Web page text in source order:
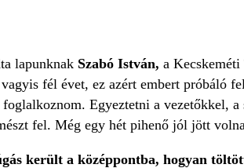
lapunknak Szabó István, a Kecskeméti
fél évet, ez azért embert próbáló
Egyeztetni a vezetőkkel, a
fel. Még egy hét pihenő jól jött
került a középpontba, hogyan